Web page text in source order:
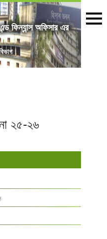
ফিন্যান্স অফিসার এর
২৫-২৬